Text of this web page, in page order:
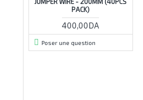
PACK)
400,00DA
Poser une question